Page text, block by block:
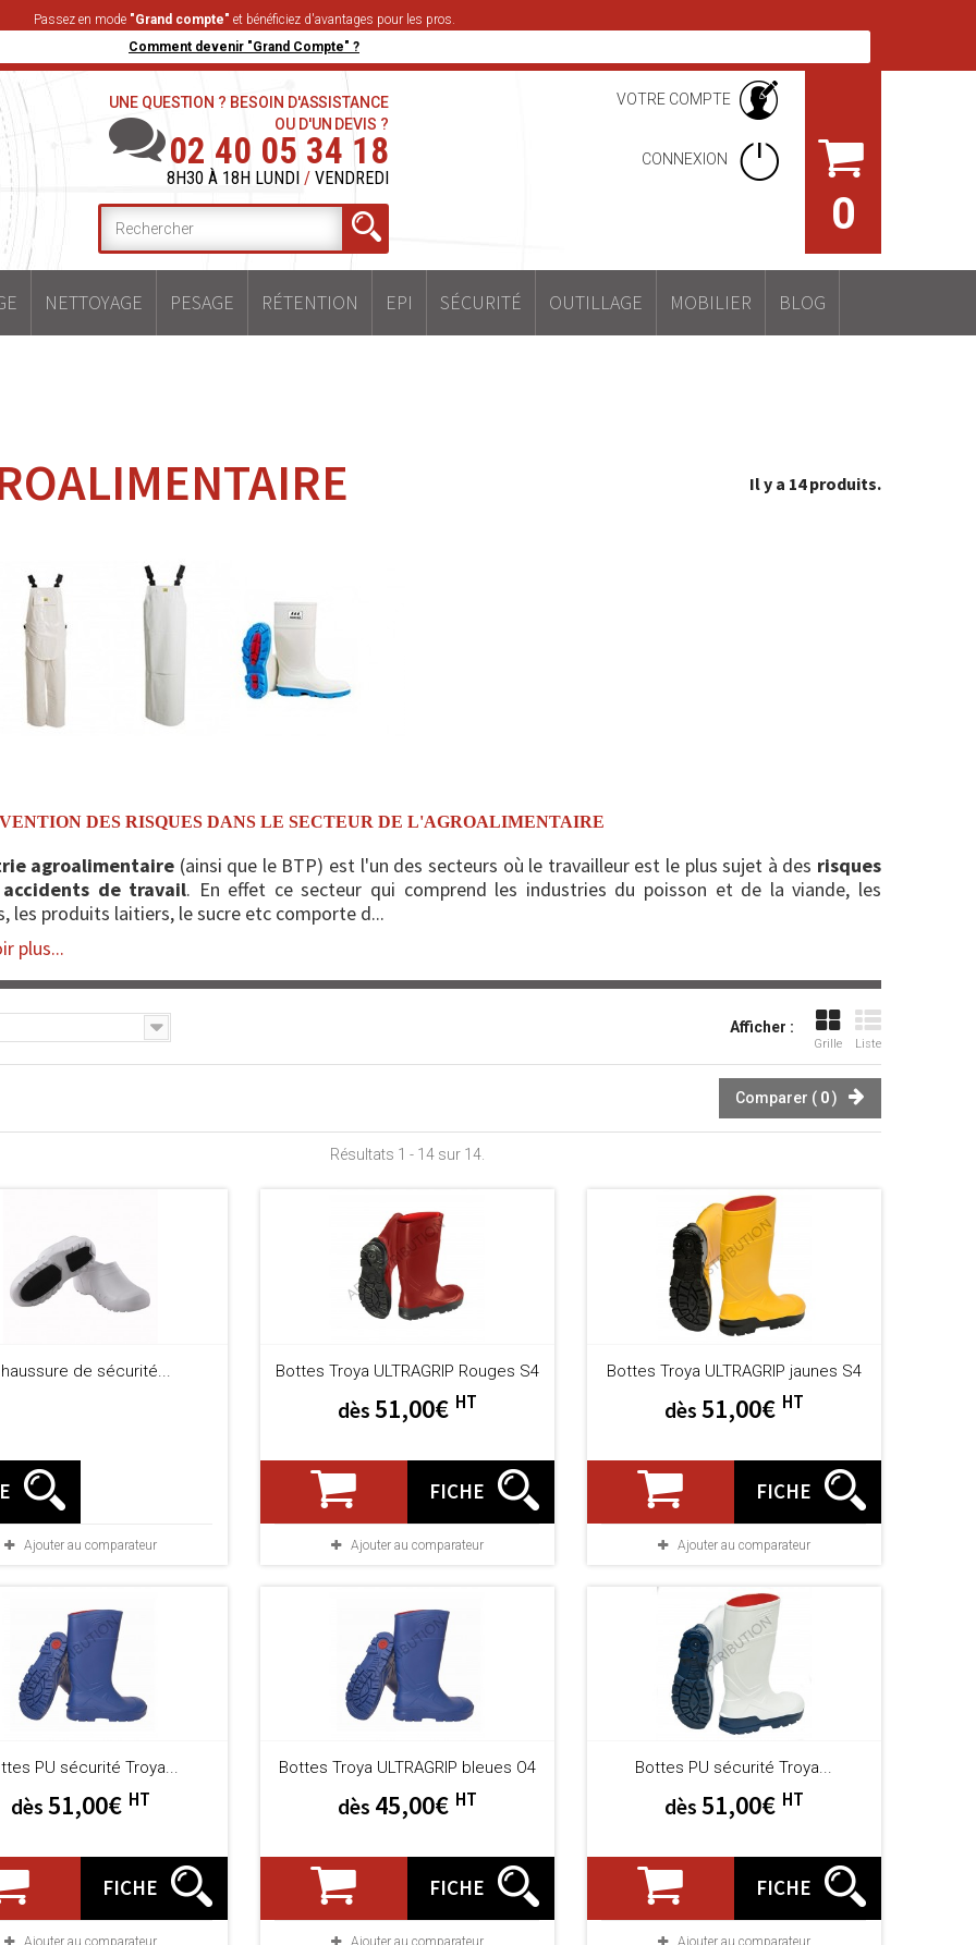
Passez en mode "Grand compte" et bénéficiez d'avantages pour les pros.
Comment devenir "Grand Compte" ?
0
VOTRE COMPTE
CONNEXION
UNE QUESTION ? BESOIN D'ASSISTANCE
OU D'UN DEVIS ?
02 40 05 34 18
8H30 À 18H LUNDI / VENDREDI
NETTOYAGE PESAGE RÉTENTION EPI SÉCURITÉ OUTILLAGE MOBILIER BLOG
Il y a 14 produits.
DES RISQUES DANS LE SECTEUR DE L'AGROALIMENTAIRE
agroalimentaire (ainsi que le BTP) est l'un des secteurs où le travailleur est le plus sujet à des risques
de travail. En effet ce secteur qui comprend les industries du poisson et de la viande, les
les produits laitiers, le sucre etc comporte d...
plus...
Afficher :
Grille Liste
Comparer ( 0)
Résultats 1 - 14 sur 14.
de sécurité...
Ajouter au comparateur
Bottes Troya ULTRAGRIP Rouges S4
dès 51,00€ HT
FICHE
Ajouter au comparateur
Bottes Troya ULTRAGRIP jaunes S4
dès 51,00€ HT
FICHE
Ajouter au comparateur
PU sécurité Troya...
dès 51,00€ HT
FICHE
Ajouter au comparateur
Bottes Troya ULTRAGRIP bleues O4
dès 45,00€ HT
FICHE
Ajouter au comparateur
Bottes PU sécurité Troya...
dès 51,00€ HT
FICHE
Ajouter au comparateur